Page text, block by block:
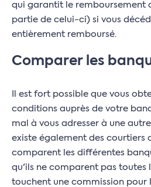
qui garantit le remboursement
partie de celui-ci) si vous
entièrement remboursé.
Comparer les
Il est fort possible que vous
conditions auprès de votre
mal à vous adresser à une
existe également des courtiers
comparent les différentes
qu'ils ne comparent pas toutes
touchent une commission pour